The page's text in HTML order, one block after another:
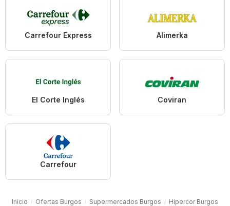
Carrefour Express Alimerka
El Corte Inglés Coviran
Carrefour
Inicio Ofertas Burgos Supermercados Burgos Hipercor Burgos